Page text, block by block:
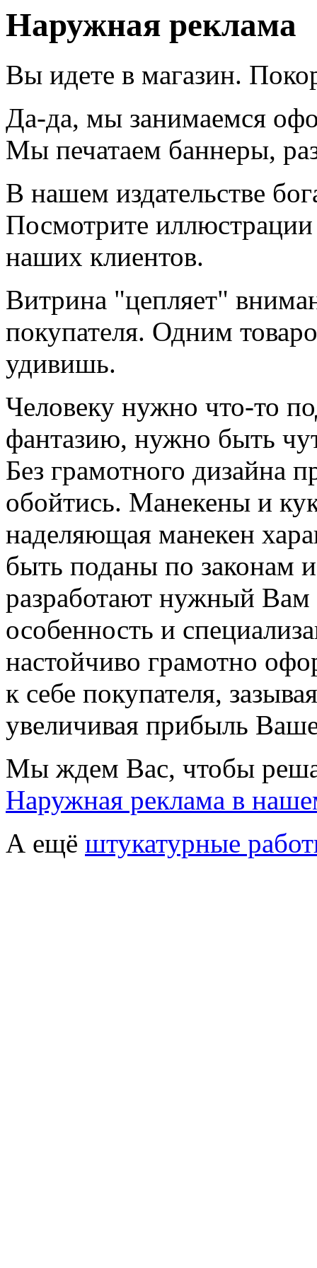
Наружная реклама
Вы идете в магазин.
Да-да, мы занимаемся
Мы печатаем баннеры,
В нашем издательстве
Посмотрите
наших клиентов.
Витрина "цепляет"
покупателя. Одним
удивишь.
Человеку нужно что-то
фантазию, нужно быть
Без грамотного дизайна
обойтись. Манекены и
наделяющая манекен
быть поданы по законам
разработают нужный Вам
особенность и
настойчиво грамотно
к себе покупателя,
увеличивая прибыль
Мы ждем Вас, чтобы
Наружная реклама в
А ещё штукатурные